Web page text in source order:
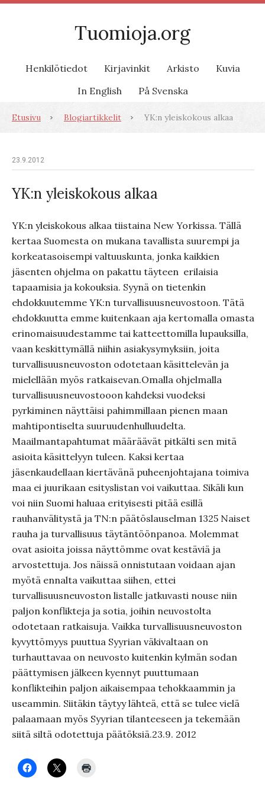
Tuomioja.org
Henkilötiedot Kirjavinkit Arkisto
Kuvia
In English
På Svenska
Etusivu Blogiartikkelit YK:n yleiskokous alkaa
23.9.2012
YK:n yleiskokous alkaa
YK:n yleiskokous alkaa tiistaina New Yorkissa. Tällä
kertaa Suomesta on mukana tavallista suurempi ja
korkeatasoisempi valtuuskunta, jonka kaikkien
jäsenten ohjelma on pakattu täyteen erilaisia
tapaamisia ja kokouksia. Syynä on tietenkin
ehdokkuutemme YK:n turvallisuusneuvostoon. Tätä
ehdokkuutta emme kuitenkaan aja kertomalla omasta
erinomaisuudestamme tai katteettomilla lupauksilla,
vaan keskittymällä niihin asiakysymyksiin, joita
turvallisuusneuvoston odotetaan käsittelevän ja
mielellään myös ratkaisevan.Omalla ohjelmalla
turvallisuusneuvostooon kahdeksi vuodeksi
pyrkiminen näyttäisi pahimmillaan pienen maan
mahtipontiselta suuruudenhulluudelta.
Maailmantapahtumat määräävät pitkälti sen mitä
asioita käsittelyyn tuleen. Kaksi kertaa
jäsenkaudellaan kiertävänä puheenjohtajana toimiva
maa ei juurikaan esityslistan voi vaikuttaa. Sikäli kun
voi niin Suomi haluaa erityisesti pitää esillä
rauhanvälitystä ja TN:n päätöslauselman 1325 Naiset
rauha ja turvallisuus täytäntöönpanoa. Molemmat
ovat asioita joissa näyttömme ovat kestäviä ja
arvostettuja. Jos näissä onnistutaan voidaan ajan
myötä ennalta vaikuttaa siihen, ettei
turvallisuusneuvoston listalle jatkuvasti nouse niin
paljon konflikteja ja sotia, joihin neuvostolta
odotetaan ratkaisuja. Vaikka turvallisuusneuvoston
kyvyttömyys puuttua Syyrian väkivaltaan on
turhauttavaa on neuvosto kuitenkin kylmän sodan
päättymisen jälkeen kyennyt puuttumaan
konflikteihin paljon aikaisempaa tehokkaammin ja
useammin. Siitäkin täytyy lähteä, että se tulee vielä
palaamaan myös Syyrian tilanteeseen ja tekemään
siitä siltä odotettuja päätöksiä.23.9. 2012